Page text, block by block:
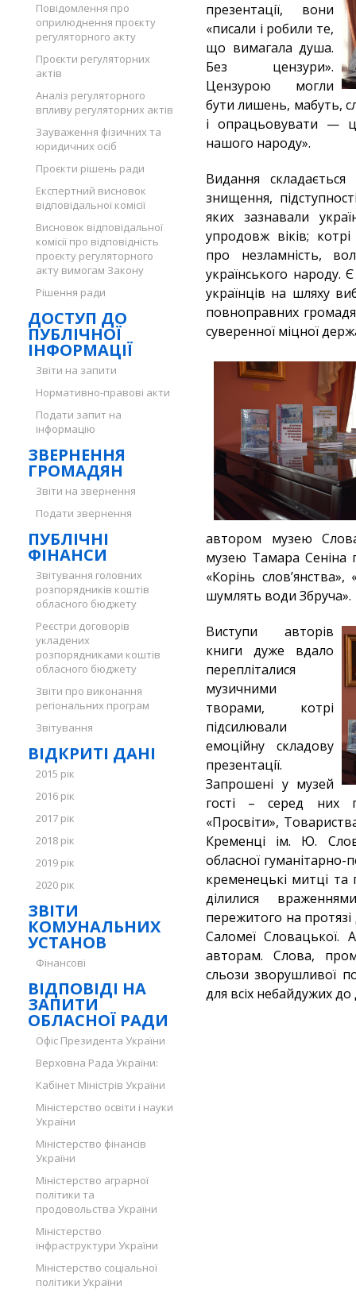
Повідомлення про
оприлюднення проєкту
регуляторного акту
Проєкти регуляторних
актів
Аналіз регуляторного
впливу регуляторних актів
Зауваження фізичних та
юридичних осіб
Проєкти рішень ради
Експертний висновок
відповідальної комісії
Висновок відповідальної
комісії про відповідність
проєкту регуляторного
акту вимогам Закону
Рішення ради
ДОСТУП ДО
ПУБЛІЧНОЇ
ІНФОРМАЦІЇ
Звіти на запити
Нормативно-правові акти
Подати запит на
інформацію
ЗВЕРНЕННЯ
ГРОМАДЯН
Звіти на звернення
Подати звернення
ПУБЛІЧНІ
ФІНАНСИ
Звітування головних
розпорядників коштів
обласного бюджету
Реєстри договорів
укладених
розпорядниками коштів
обласного бюджету
Звіти про виконання
регіональних програм
Звітування
ВІДКРИТІ ДАНІ
2015 рік
2016 рік
2017 рік
2018 рік
2019 рік
2020 рік
ЗВІТИ
КОМУНАЛЬНИХ
УСТАНОВ
Фінансові
ВІДПОВІДІ НА
ЗАПИТИ
ОБЛАСНОЇ РАДИ
Офіс Президента України
Верховна Рада України:
Кабінет Міністрів України
Міністерство освіти і науки
України
Міністерство фінансів
України
Міністерство аграрної
політики та
продовольства України
Міністерство
інфраструктури України
Міністерство соціальної
політики України
презентації, вони
«писали і робили те,
що вимагала душа.
Без цензури».
Цензурою могли
бути лишень, мабуть,
і опрацьовувати —
нашого народу».
Видання
знищення,
яких зазнавали
упродовж віків;
про незламність,
українського народу.
українців на шляху
повноправних
суверенної міцної
автором музею
музею Тамара Сеніна
«Корінь
шумлять води Збруча».
Виступи авторів
книги дуже вдало
перепліталися
музичними
творами, котрі
підсилювали
емоційну складову
презентації.
Запрошені у музей
гості – серед них
«Просвіти»,
Кременці ім. Ю.
обласної гуманітарно-
кременецькі митці
ділилися
пережитого на протязі
Саломеї
авторам. Слова,
сльози зворушливої
для всіх небайдужих